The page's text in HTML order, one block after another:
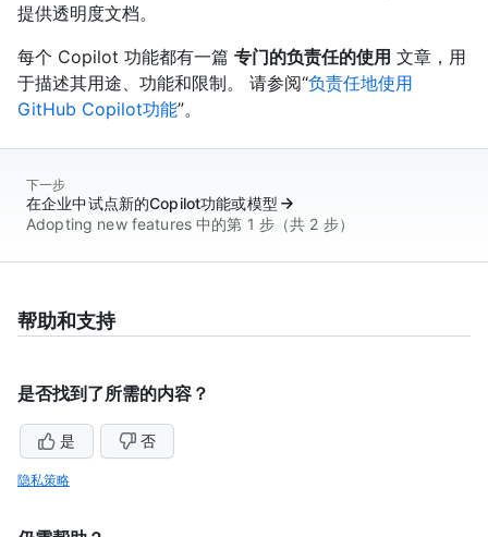
提供透明度文档。
每个 Copilot 功能都有一篇 专门的负责任的使用 文章，用
于描述其用途、功能和限制。 请参阅“负责任地使用
GitHub Copilot功能”。
下一步
在企业中试点新的Copilot功能或模型
Adopting new features 中的第 1 步（共 2 步）
帮助和支持
是否找到了所需的内容？
是 否
隐私策略